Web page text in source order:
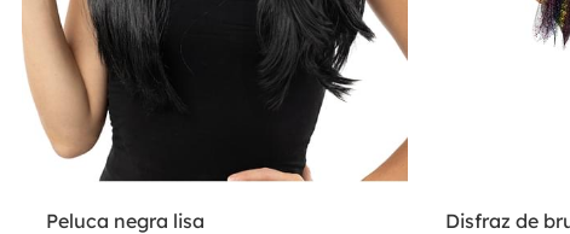
Peluca negra lisa Disfraz de